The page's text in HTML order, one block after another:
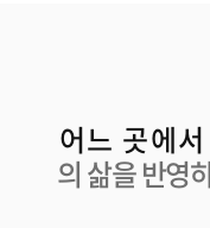
어느 곳에
의 삶을 반영